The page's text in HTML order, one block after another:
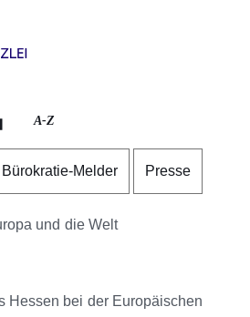
A-Z
Bürokratie-Melder Presse
und die Welt
Hessen bei der Europäischen